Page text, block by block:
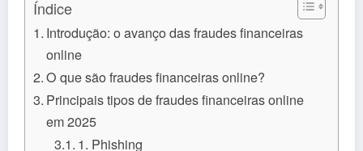
Índice
Introdução: o avanço das fraudes financeiras
online
O que são fraudes financeiras online?
Principais tipos de fraudes financeiras online
em 2025
1. Phishing